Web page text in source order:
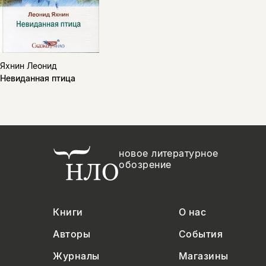
Яхнин Леонид
Невиданная птица
новое литературное
обозрение
Книги
О нас
Авторы
События
Журналы
Магазины